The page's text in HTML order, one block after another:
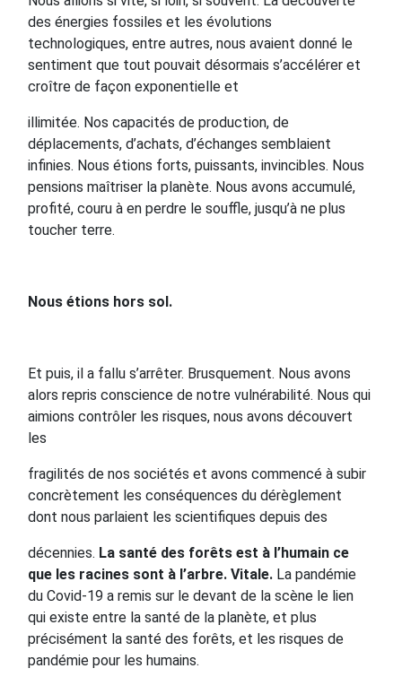
des énergies fossiles et les évolutions
technologiques, entre autres, nous avaient donné le
sentiment que tout pouvait désormais s’accélérer et
croître de façon exponentielle et
illimitée. Nos capacités de production, de
déplacements, d’achats, d’échanges semblaient
infinies. Nous étions forts, puissants, invincibles. Nous
pensions maîtriser la planète. Nous avons accumulé,
profité, couru à en perdre le souffle, jusqu’à ne plus
toucher terre.
Nous étions hors sol.
Et puis, il a fallu s’arrêter. Brusquement. Nous avons
alors repris conscience de notre vulnérabilité. Nous qui
aimions contrôler les risques, nous avons découvert
les
fragilités de nos sociétés et avons commencé à subir
concrètement les conséquences du dérèglement
dont nous parlaient les scientifiques depuis des
décennies. La santé des forêts est à l’humain ce
que les racines sont à l’arbre. Vitale. La pandémie
du Covid-19 a remis sur le devant de la scène le lien
qui existe entre la santé de la planète, et plus
précisément la santé des forêts, et les risques de
pandémie pour les humains.